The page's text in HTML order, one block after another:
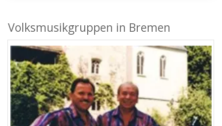
Volksmusikgruppen in Bremen